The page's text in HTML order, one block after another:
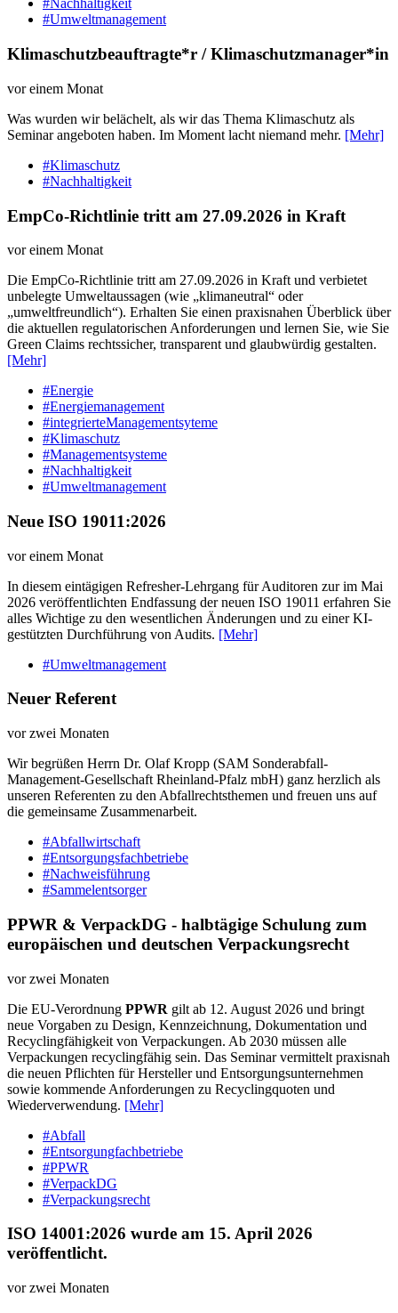
#Nachhaltigkeit
#Umweltmanagement
Klimaschutzbeauftragte*r / Klimaschutzmanager*in
vor einem Monat
Was wurden wir belächelt, als wir das Thema Klimaschutz als
Seminar angeboten haben. Im Moment lacht niemand mehr. [Mehr]
#Klimaschutz
#Nachhaltigkeit
EmpCo-Richtlinie tritt am 27.09.2026 in Kraft
vor einem Monat
Die EmpCo-Richtlinie tritt am 27.09.2026 in Kraft und verbietet
unbelegte Umweltaussagen (wie „klimaneutral“ oder
„umweltfreundlich“). Erhalten Sie einen praxisnahen Überblick über
die aktuellen regulatorischen Anforderungen und lernen Sie, wie Sie
Green Claims rechtssicher, transparent und glaubwürdig gestalten.
[Mehr]
#Energie
#Energiemanagement
#integrierteManagementsyteme
#Klimaschutz
#Managementsysteme
#Nachhaltigkeit
#Umweltmanagement
Neue ISO 19011:2026
vor einem Monat
In diesem eintägigen Refresher-Lehrgang für Auditoren zur im Mai
2026 veröffentlichten Endfassung der neuen ISO 19011 erfahren Sie
alles Wichtige zu den wesentlichen Änderungen und zu einer KI-
gestützten Durchführung von Audits. [Mehr]
#Umweltmanagement
Neuer Referent
vor zwei Monaten
Wir begrüßen Herrn Dr. Olaf Kropp (SAM Sonderabfall-
Management-Gesellschaft Rheinland-Pfalz mbH) ganz herzlich als
unseren Referenten zu den Abfallrechtsthemen und freuen uns auf
die gemeinsame Zusammenarbeit.
#Abfallwirtschaft
#Entsorgungsfachbetriebe
#Nachweisführung
#Sammelentsorger
PPWR & VerpackDG - halbtägige Schulung zum
europäischen und deutschen Verpackungsrecht
vor zwei Monaten
Die EU-Verordnung PPWR gilt ab 12. August 2026 und bringt
neue Vorgaben zu Design, Kennzeichnung, Dokumentation und
Recyclingfähigkeit von Verpackungen. Ab 2030 müssen alle
Verpackungen recyclingfähig sein. Das Seminar vermittelt praxisnah
die neuen Pflichten für Hersteller und Entsorgungsunternehmen
sowie kommende Anforderungen zu Recyclingquoten und
Wiederverwendung. [Mehr]
#Abfall
#Entsorgungfachbetriebe
#PPWR
#VerpackDG
#Verpackungsrecht
ISO 14001:2026 wurde am 15. April 2026
veröffentlicht.
vor zwei Monaten